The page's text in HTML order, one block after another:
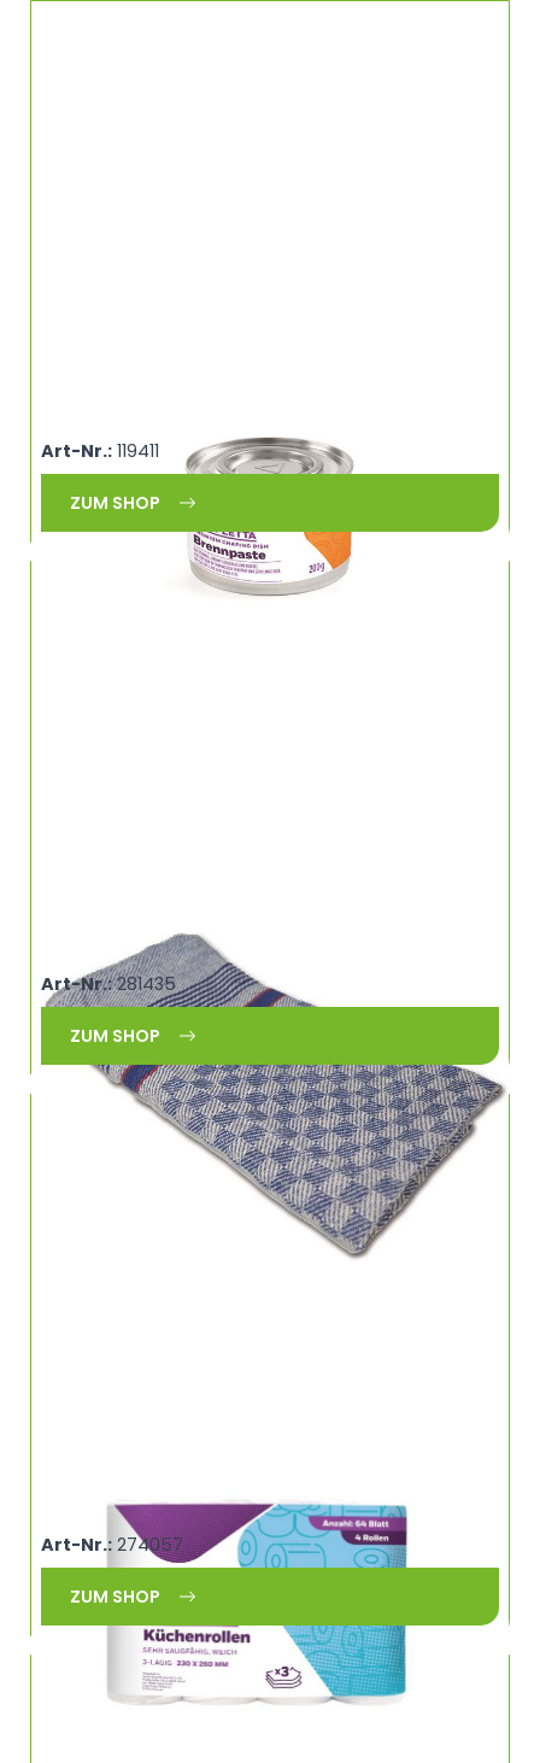
Art-Nr.:119411
ZUM SHOP
Grubentuch 45x90cm COMPLETTA 620410SB
Art-Nr.:281435
ZUM SHOP
COMPLETTA 231341
Art-Nr.:274057
ZUM SHOP